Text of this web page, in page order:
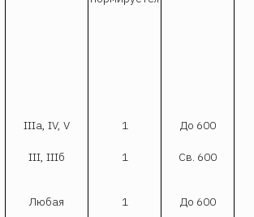
IIIa, IV, V
III, IIIб
1
1
До 600
Св. 600
Любая 1 До 600